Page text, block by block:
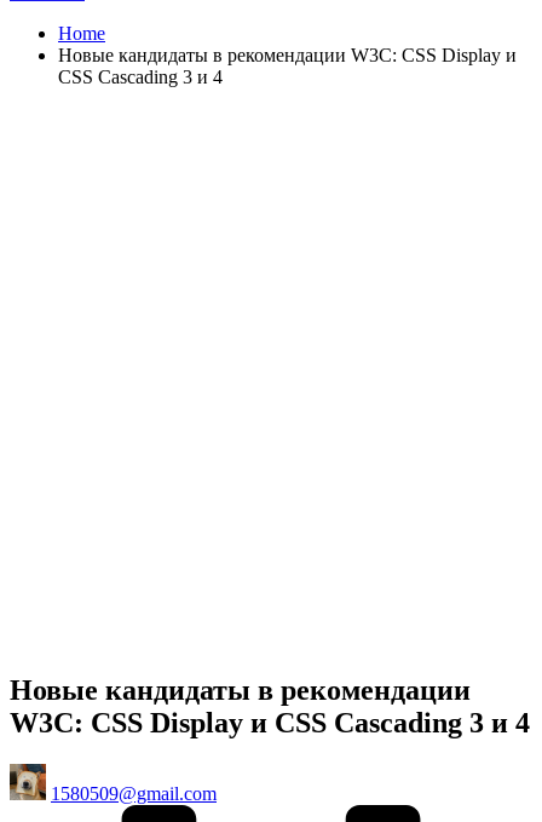
Home
Новые кандидаты в рекомендации W3C: CSS Display и
CSS Cascading 3 и 4
Новые кандидаты в рекомендации
W3C: CSS Display и CSS Cascading 3 и 4
Posted
by
1580509@gmail.com